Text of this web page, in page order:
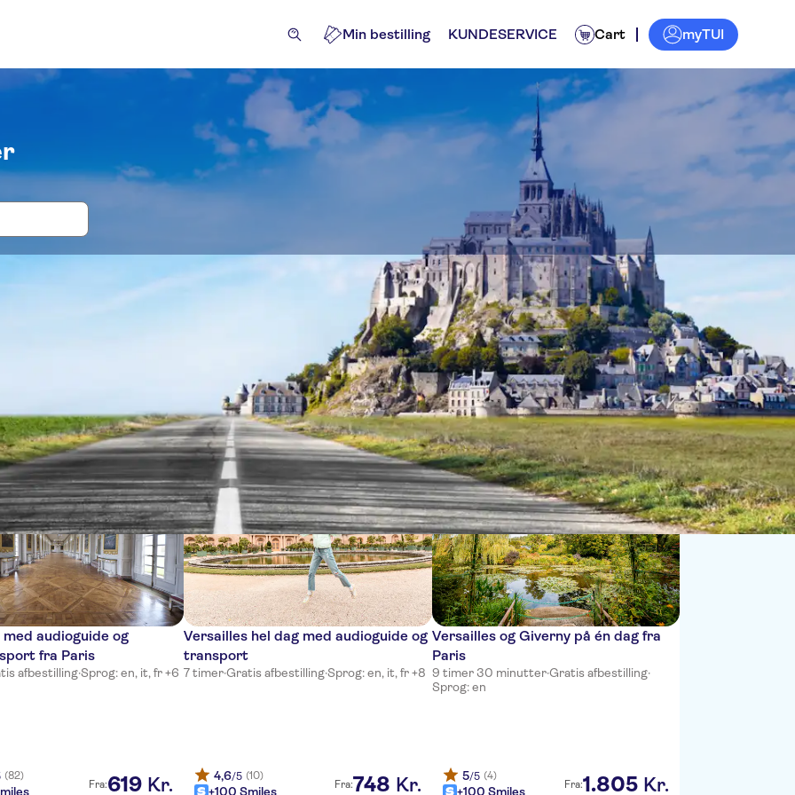
Min bestilling KUNDESERVICE Cart myTUI
Seværdigheder & guidede rundture Transport Aktiviteter
Sort by:
audioguide og
fra Paris
afbestilling·Sprog: en, it, fr +6
(82)
Fra:619 Kr.
Versailles hel dag med audioguide og
transport
7 timer·Gratis afbestilling·Sprog: en, it, fr +8
4,6/5 (10)
+100 Smiles Fra:748 Kr.
Versailles og Giverny på én dag fra
Paris
9 timer 30 minutter·Gratis afbestilling·
Sprog: en
5/5 (4)
+100 Smiles Fra:1.805 Kr.